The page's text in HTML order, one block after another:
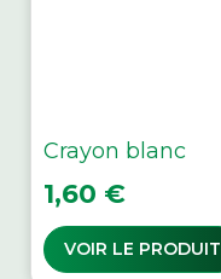
Crayon blanc
Prix
1,60 €
VOIR LE PRODUIT